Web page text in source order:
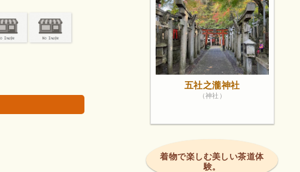
画像は著作権
五社之瀧神社
（神社）
着物で楽しむ美しい茶道体
験。